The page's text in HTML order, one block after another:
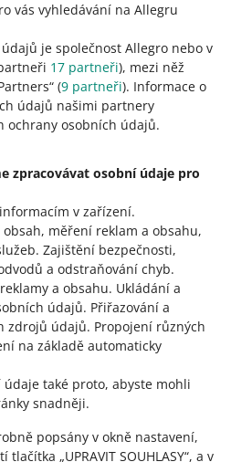
vás vyhledávání na Allegru
je společnost Allegro nebo v
17 partneři), mezi něž
(9 partneři). Informace o
údajů našimi partnery
ochrany osobních údajů.
zpracovávat osobní údaje pro
v zařízení.
měření reklam a obsahu,
. Zajištění bezpečnosti,
a odstraňování chyb.
a obsahu. Ukládání a
údajů. Přiřazování a
zdrojů údajů. Propojení různých
na základě automaticky
údaje také proto, abyste mohli
snadněji.
popsány v okně nastavení,
„UPRAVIT SOUHLASY“, a v
v závislosti na tom, zda
na naší platformě, abychom
Allegru v souladu se zákonem.
obrázkové soubory v
tyto materiály přidávat
kupující.
STARŠÍ